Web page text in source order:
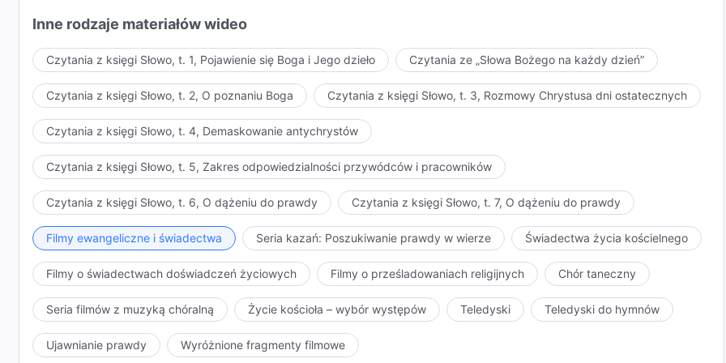
Inne rodzaje materiałów wideo
Czytania z księgi Słowo, t. 1, Pojawienie się Boga i Jego dzieło Czytania ze „Słowa Bożego na każdy dzień”
Czytania z księgi Słowo, t. 2, O poznaniu Boga Czytania z księgi Słowo, t. 3, Rozmowy Chrystusa dni ostatecznych
Czytania z księgi Słowo, t. 4, Demaskowanie antychrystów
Czytania z księgi Słowo, t. 5, Zakres odpowiedzialności przywódców i pracowników
Czytania z księgi Słowo, t. 6, O dążeniu do prawdy Czytania z księgi Słowo, t. 7, O dążeniu do prawdy
Filmy ewangeliczne i świadectwa Seria kazań: Poszukiwanie prawdy w wierze Świadectwa życia kościelnego
Filmy o świadectwach doświadczeń życiowych Filmy o prześladowaniach religijnych Chór taneczny
Seria filmów z muzyką chóralną Życie kościoła – wybór występów Teledyski Teledyski do hymnów
Ujawnianie prawdy Wyróżnione fragmenty filmowe